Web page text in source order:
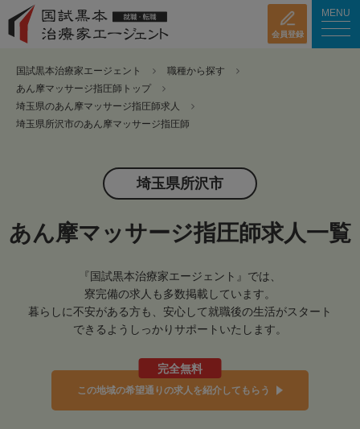
会員登録
MENU
国試黒本治療家エージェント
職種から探す
あん摩マッサージ指圧師トップ
埼玉県のあん摩マッサージ指圧師求人
埼玉県所沢市のあん摩マッサージ指圧師
埼玉県所沢市
あん摩マッサージ指圧師求人一覧
『国試黒本治療家エージェント』では、
寮完備の求人も多数掲載しています。
暮らしに不安がある方も、安心して就職後の生活がスタート
できるようしっかりサポートいたします。
完全無料
この地域の希望通りの求人を紹介してもらう